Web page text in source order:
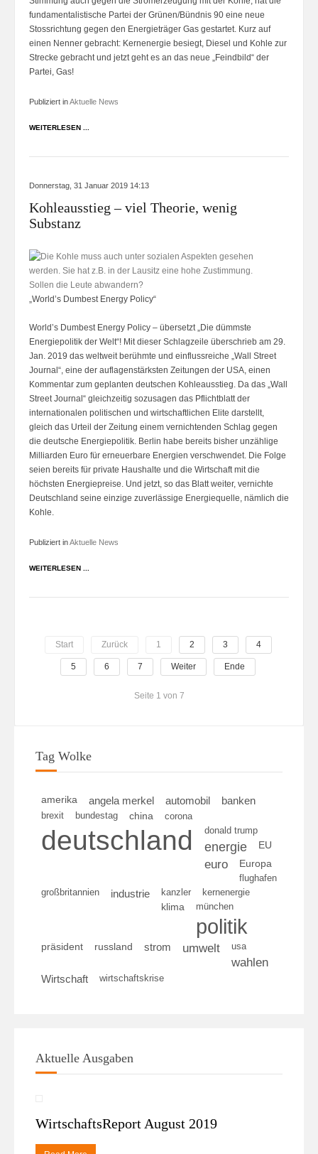
fundamentalistische Partei der Grünen/Bündnis 90 eine neue
Stossrichtung gegen den Energieträger Gas gestartet. Kurz auf
einen Nenner gebracht: Kernenergie besiegt, Diesel und Kohle zur
Strecke gebracht und jetzt geht es an das neue „Feindbild“ der
Partei, Gas!
Publiziert inAktuelle News
WEITERLESEN ...
Donnerstag, 31 Januar 2019 14:13
Kohleausstieg – viel Theorie, wenig
Substanz
„World’s Dumbest Energy Policy“
World’s Dumbest Energy Policy – übersetzt „Die dümmste
Energiepolitik der Welt“! Mit dieser Schlagzeile überschrieb am 29.
Jan. 2019 das weltweit berühmte und einflussreiche „Wall Street
Journal“, eine der auflagenstärksten Zeitungen der USA, einen
Kommentar zum geplanten deutschen Kohleausstieg. Da das „Wall
Street Journal“ gleichzeitig sozusagen das Pflichtblatt der
internationalen politischen und wirtschaftlichen Elite darstellt,
gleich das Urteil der Zeitung einem vernichtenden Schlag gegen
die deutsche Energiepolitik. Berlin habe bereits bisher unzählige
Milliarden Euro für erneuerbare Energien verschwendet. Die Folge
seien bereits für private Haushalte und die Wirtschaft mit die
höchsten Energiepreise. Und jetzt, so das Blatt weiter, vernichte
Deutschland seine einzige zuverlässige Energiequelle, nämlich die
Kohle.
Publiziert inAktuelle News
WEITERLESEN ...
Start Zurück 1 2 3 4
5 6 7 Weiter Ende
Seite 1 von 7
Tag Wolke
amerika angela merkel automobil banken
brexit bundestag china corona
deutschland donald trump
energie EU
euro Europa
flughafen
großbritannien industrie kanzler kernenergie
klima münchen
politik
präsident russland strom umwelt usa
wahlen
Wirtschaft wirtschaftskrise
Aktuelle Ausgaben
WirtschaftsReport August 2019